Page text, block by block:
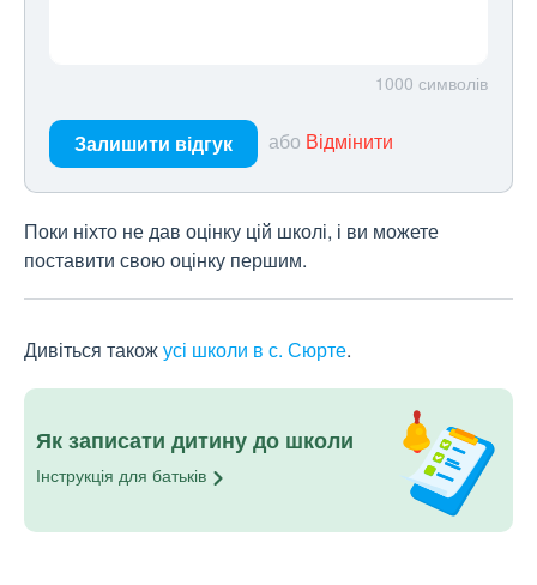
1000 символів
Залишити відгук або Відмінити
Поки ніхто не дав оцінку цій школі, і ви можете
поставити свою оцінку першим.
Дивіться такожусі школи в с. Сюрте.
Як записати дитину до школи
Інструкція для батьків